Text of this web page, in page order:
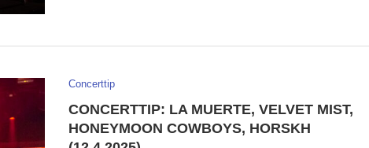
Concerttip
CONCERTTIP: LA MUERTE, VELVET MIST,
HONEYMOON COWBOYS, HORSKH